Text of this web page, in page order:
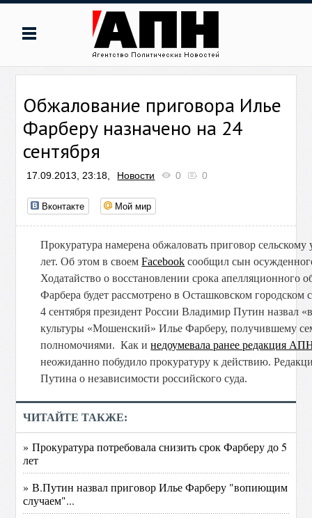
Обжалование приговора Илье
Фарберу назначено на 24
сентября
17.09.2013, 23:18, Новости 0 0
Вконтакте Мой мир
Прокуратура намерена обжаловать приговор
лет. Об этом в своемFacebook сообщил сын
Ходатайство о восстановлении срока
Фарбера будет рассмотрено в Осташковском городском
4 сентября президент России Владимир Путин назвал
культуры «Мошенский» Илье Фарберу, получившему
полномочиями. Как инедоумевала ранее редакция
неожиданно побудило прокуратуру к действию.
Путина о независимости российского суда.
ЧИТАЙТЕ ТАКЖЕ:
» Прокуратура потребовала снизить срок Фарберу до 5
лет
» В.Путин назвал приговор Илье Фарберу "вопиющим
случаем"...